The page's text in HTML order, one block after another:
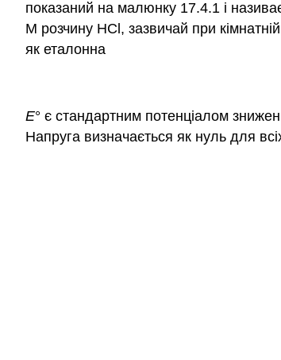
показаний на малюнку 17.4.1 і
М розчину HCl, зазвичай при
як еталонна
E° є стандартним потенціалом
Напруга визначається як нуль для